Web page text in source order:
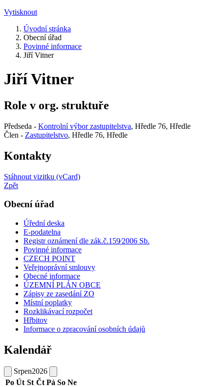
Vytisknout
Úvodní stránka
Obecní úřad
Povinné informace
Jiří Vitner
Jiří Vitner
Role v org. struktuře
Předseda - Kontrolní výbor zastupitelstva, Hředle 76, Hředle
Člen - Zastupitelstvo, Hředle 76, Hředle
Kontakty
Stáhnout vizitku (vCard)
Zpět
Obecní úřad
Úřední deska
E-podatelna
Registr oznámení dle zák.č.159⁄2006 Sb.
Povinné informace
CZECH POINT
Veřejnoprávní smlouvy
Obecné informace
ÚZEMNÍ PLÁN OBCE
Zápisy ze zasedání ZO
Místní poplatky
Rozklikávací rozpočet
Hřbitov
Informace o zpracování osobních údajů
Kalendář
Srpen2026
Po Út St Čt Pá So Ne